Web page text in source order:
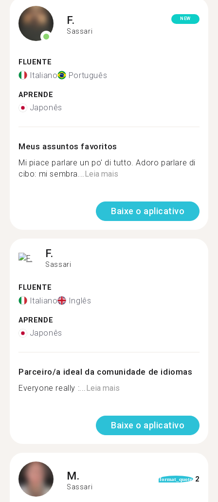
F.
Sassari
NEW
FLUENTE
Italiano Português
APRENDE
Japonês
Meus assuntos favoritos
Mi piace parlare un po' di tutto. Adoro parlare di
cibo: mi sembra...Leia mais
Baixe o aplicativo
F.
Sassari
FLUENTE
Italiano Inglês
APRENDE
Japonês
Parceiro/a ideal da comunidade de idiomas
Everyone really :...Leia mais
Baixe o aplicativo
M.
Sassari
format_quote 2